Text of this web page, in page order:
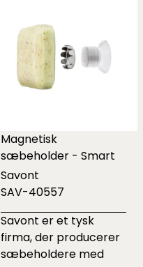
Magnetisk
sæbeholder - Smart
Savont
SAV-40557
Savont er et tysk
firma, der producerer
sæbeholdere med